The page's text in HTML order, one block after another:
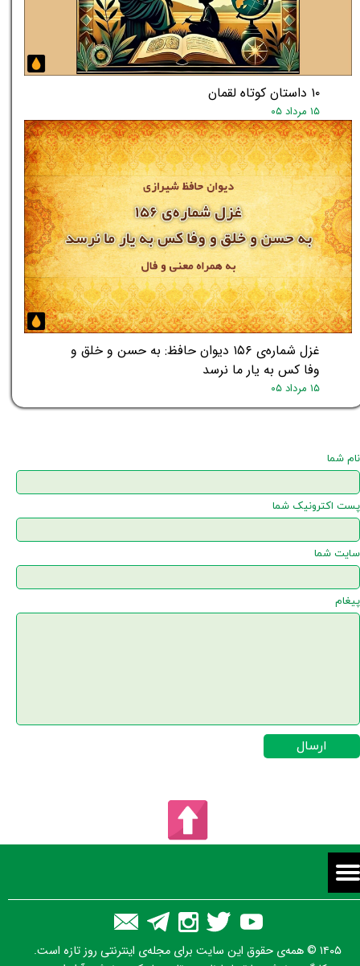
۱۰ داستان کوتاه لقمان
۱۵ مرداد ۰۵
غزل شماره‌ی ۱۵۶ دیوان حافظ: به حسن و خلق و
وفا کس به یار ما نرسد
۱۵ مرداد ۰۵
نام شما
پست اکترونیک شما
سایت شما
پیغام
ارسال
۱۴۰۵ © همه‌ی حقوق این سایت برای مجله‌ی اینترنتی روز تازه است.